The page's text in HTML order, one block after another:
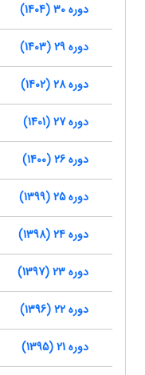
دوره 30 (1404)
دوره 29 (1403)
دوره 28 (1402)
دوره 27 (1401)
دوره 26 (1400)
دوره 25 (1399)
دوره 24 (1398)
دوره 23 (1397)
دوره 22 (1396)
دوره 21 (1395)